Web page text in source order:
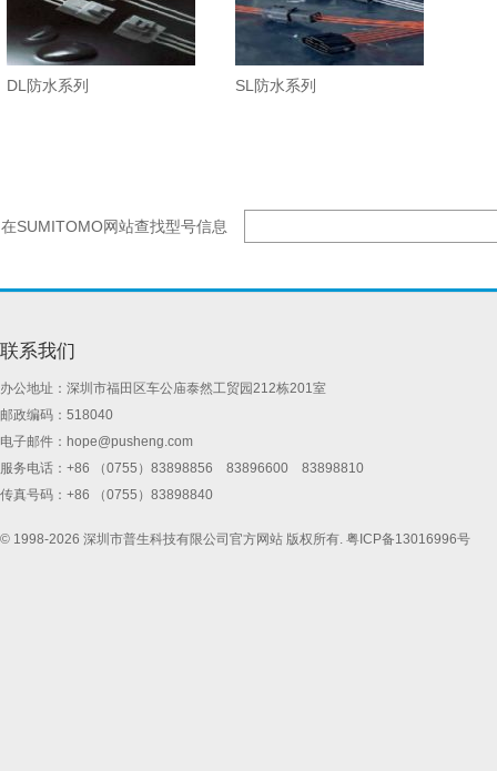
DL防水系列 SL防水系列
在SUMITOMO网站查找型号信息
联系我们
办公地址：深圳市福田区车公庙泰然工贸园212栋201室
邮政编码：518040
电子邮件： hope@pusheng.com
服务电话：+86 （0755）83898856 83896600 83898810
传真号码：+86 （0755）83898840
© 1998-2026 深圳市普生科技有限公司官方网站 版权所有. 粤ICP备13016996号